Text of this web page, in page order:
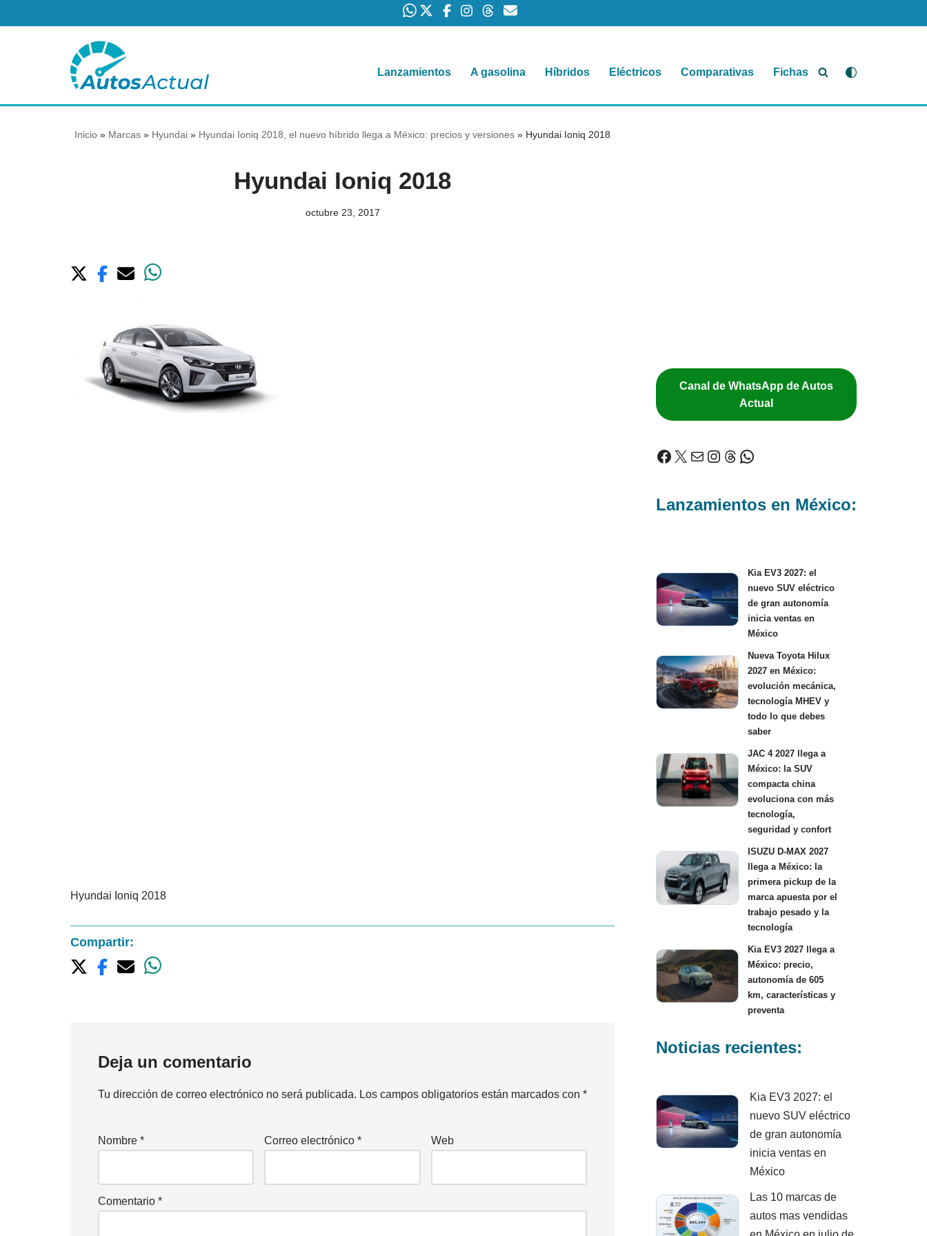
contenido
Lanzamientos A gasolina Híbridos Eléctricos Comparativas Fichas
Inicio » Marcas » Hyundai » Hyundai Ioniq 2018, el nuevo híbrido llega a México: precios y versiones » Hyundai Ioniq 2018
Hyundai Ioniq 2018
octubre 23, 2017
Hyundai Ioniq 2018
Compartir:
Deja un comentario
Tu dirección de correo electrónico no será publicada. Los campos obligatorios están marcados con *
Nombre * Correo electrónico* Web
Comentario *
Canal de WhatsApp de Autos
Actual
Lanzamientos en México:
Kia EV3 2027: el
nuevo SUV eléctrico
de gran autonomía
inicia ventas en
México
Nueva Toyota Hilux
2027 en México:
evolución mecánica,
tecnología MHEV y
todo lo que debes
saber
JAC 4 2027 llega a
México: la SUV
compacta china
evoluciona con más
tecnología,
seguridad y confort
ISUZU D-MAX 2027
llega a México: la
primera pickup de la
marca apuesta por el
trabajo pesado y la
tecnología
Kia EV3 2027 llega a
México: precio,
autonomía de 605
km, características y
preventa
Noticias recientes:
Kia EV3 2027: el
nuevo SUV eléctrico
de gran autonomía
inicia ventas en
México
Las 10 marcas de
autos mas vendidas